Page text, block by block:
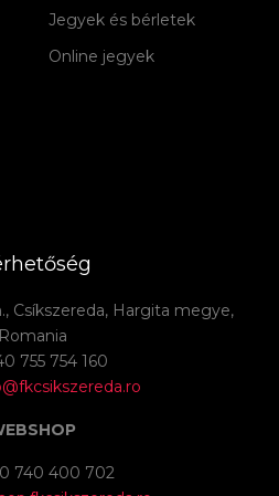
Jegyek és bérletek
Online jegyek
Csíkszereda, Hargita megye,
Romania
755 754 160
740 400 702